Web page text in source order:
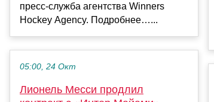
пресс‑служба агентства Winners
Hockey Agency. Подробнее…...
05:00, 24 Окт
Лионель Месси продлил